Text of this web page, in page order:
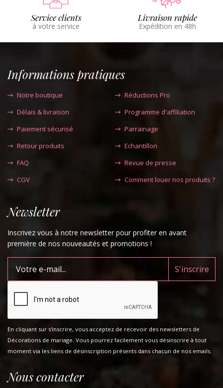
Service clients
à votre service
Livraison rapide
Expédition en 48h
Informations pratiques
Notre boutique
Délais & livraison
Paiement sécurisé
Retour produits
FAQ
CGV
Réductions Pro
Programme d'affiliation
Parrainage
Echantillon
Revue de presse
Comment louer nos produits ?
Newsletter
Inscrivez vous à notre newsletter pour profiter en avant
première de nos nouveautés et promotions !
En cliquant sur s'inscrire, vous acceptez de recevoir des newsletters de
Décorations de mariage. Vous pourrez facilement vous désinscrire à tout
moment via les liens de désinscription présents dans chacun de nos emails.
Nous contacter